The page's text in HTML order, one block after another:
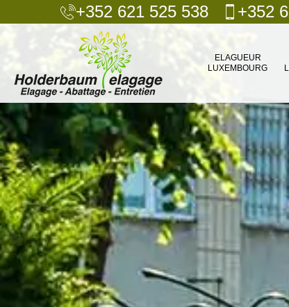
+352 621 525 538 +352
ELAGUEUR
LUXEMBOURG